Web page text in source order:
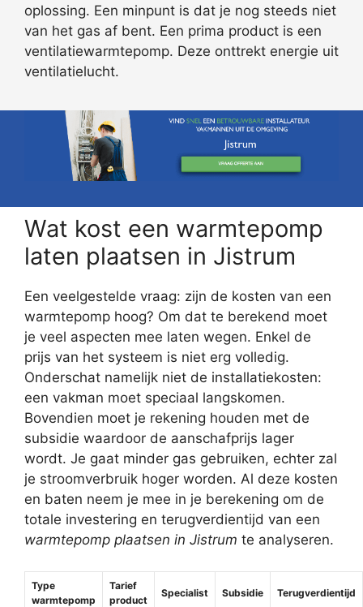
oplossing. Een minpunt is dat je nog steeds niet
van het gas af bent. Een prima product is een
ventilatiewarmtepomp. Deze onttrekt energie uit
ventilatielucht.
Wat kost een warmtepomp
laten plaatsen in Jistrum
Een veelgestelde vraag: zijn de kosten van een
warmtepomp hoog? Om dat te berekend moet
je veel aspecten mee laten wegen. Enkel de
prijs van het systeem is niet erg volledig.
Onderschat namelijk niet de installatiekosten:
een vakman moet speciaal langskomen.
Bovendien moet je rekening houden met de
subsidie waardoor de aanschafprijs lager
wordt. Je gaat minder gas gebruiken, echter zal
je stroomverbruik hoger worden. Al deze kosten
en baten neem je mee in je berekening om de
totale investering en terugverdientijd van een
warmtepomp plaatsen in Jistrum te analyseren.
Type
warmtepomp
Tarief
product
Specialist Subsidie Terugverdientijd